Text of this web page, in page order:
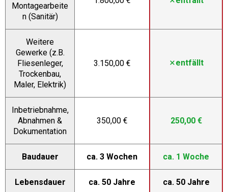
Montagearbeite
n (Sanitär)
Weitere
Gewerke (z.B.
Fliesenleger,
Trockenbau,
Maler, Elektrik)
3.150,00 € entfällt
Inbetriebnahme,
Abnahmen &
Dokumentation
350,00 € 250,00 €
Baudauer ca. 3 Wochen ca. 1 Woche
Lebensdauer ca. 50 Jahre ca. 50 Jahre